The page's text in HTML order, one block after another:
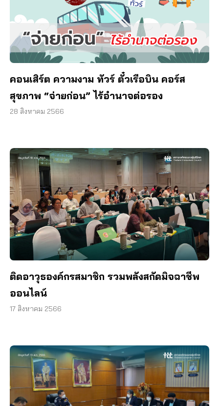
คอนเสิร์ต ความงาม ทัวร์ ตั๋วเรือบิน คอร์ส
สุขภาพ “จ่ายก่อน” ไร้อำนาจต่อรอง
28 สิงหาคม 2566
ติดอาวุธองค์กรสมาชิก รวมพลังสกัดมิจฉาชีพ
ออนไลน์
17 สิงหาคม 2566